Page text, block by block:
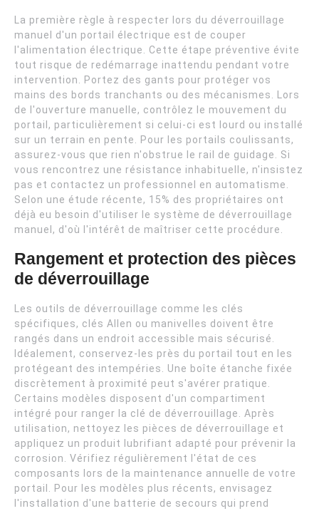
La première règle à respecter lors du déverrouillage
manuel d'un portail électrique est de couper
l'alimentation électrique. Cette étape préventive évite
tout risque de redémarrage inattendu pendant votre
intervention. Portez des gants pour protéger vos
mains des bords tranchants ou des mécanismes. Lors
de l'ouverture manuelle, contrôlez le mouvement du
portail, particulièrement si celui-ci est lourd ou installé
sur un terrain en pente. Pour les portails coulissants,
assurez-vous que rien n'obstrue le rail de guidage. Si
vous rencontrez une résistance inhabituelle, n'insistez
pas et contactez un professionnel en automatisme.
Selon une étude récente, 15% des propriétaires ont
déjà eu besoin d'utiliser le système de déverrouillage
manuel, d'où l'intérêt de maîtriser cette procédure.
Rangement et protection des pièces
de déverrouillage
Les outils de déverrouillage comme les clés
spécifiques, clés Allen ou manivelles doivent être
rangés dans un endroit accessible mais sécurisé.
Idéalement, conservez-les près du portail tout en les
protégeant des intempéries. Une boîte étanche fixée
discrètement à proximité peut s'avérer pratique.
Certains modèles disposent d'un compartiment
intégré pour ranger la clé de déverrouillage. Après
utilisation, nettoyez les pièces de déverrouillage et
appliquez un produit lubrifiant adapté pour prévenir la
corrosion. Vérifiez régulièrement l'état de ces
composants lors de la maintenance annuelle de votre
portail. Pour les modèles plus récents, envisagez
l'installation d'une batterie de secours qui prend